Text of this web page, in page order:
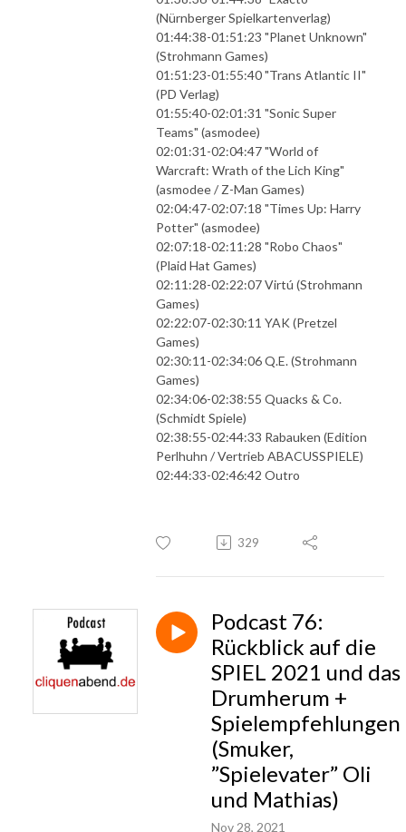
(Nürnberger Spielkartenverlag)
01:44:38-01:51:23 "Planet Unknown"
(Strohmann Games)
01:51:23-01:55:40 "Trans Atlantic II"
(PD Verlag)
01:55:40-02:01:31 "Sonic Super
Teams" (asmodee)
02:01:31-02:04:47 "World of
Warcraft: Wrath of the Lich King"
(asmodee / Z-Man Games)
02:04:47-02:07:18 "Times Up: Harry
Potter" (asmodee)
02:07:18-02:11:28 "Robo Chaos"
(Plaid Hat Games)
02:11:28-02:22:07 Virtú (Strohmann
Games)
02:22:07-02:30:11 YAK (Pretzel
Games)
02:30:11-02:34:06 Q.E. (Strohmann
Games)
02:34:06-02:38:55 Quacks & Co.
(Schmidt Spiele)
02:38:55-02:44:33 Rabauken (Edition
Perlhuhn / Vertrieb ABACUSSPIELE)
02:44:33-02:46:42 Outro
329
Podcast 76:
Rückblick auf die
SPIEL 2021 und das
Drumherum +
Spielempfehlungen
(Smuker,
”Spielevater” Oli
und Mathias)
Nov 28, 2021